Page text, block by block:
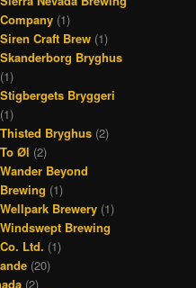
Company (1)
Siren Craft Brew (1)
Skanderborg Bryghus
(1)
Stigbergets Bryggeri
(1)
Thisted Bryghus (2)
To Øl (2)
Wander Beyond
Brewing (1)
Wellpark Brewery (1)
Windswept Brewing
Co. Ltd. (1)
(20)
(2)